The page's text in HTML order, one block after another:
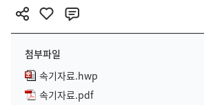
첨부파일
속기자료.hwp
속기자료.pdf